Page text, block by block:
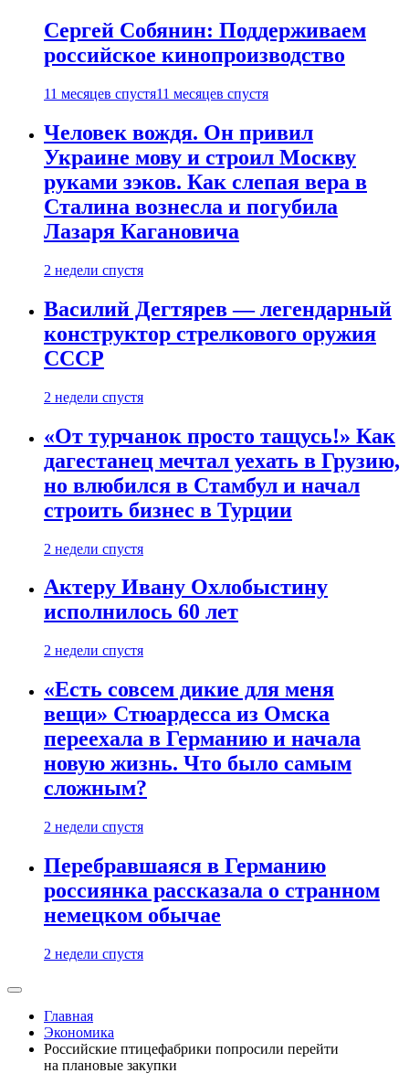
Сергей Собянин: Поддерживаем
российское кинопроизводство
11 месяцев спустя11 месяцев спустя
Человек вождя. Он привил
Украине мову и строил Москву
руками зэков. Как слепая вера в
Сталина вознесла и погубила
Лазаря Кагановича
2 недели спустя
Василий Дегтярев — легендарный
конструктор стрелкового оружия
СССР
2 недели спустя
«От турчанок просто тащусь!» Как
дагестанец мечтал уехать в Грузию,
но влюбился в Стамбул и начал
строить бизнес в Турции
2 недели спустя
Актеру Ивану Охлобыстину
исполнилось 60 лет
2 недели спустя
«Есть совсем дикие для меня
вещи» Стюардесса из Омска
переехала в Германию и начала
новую жизнь. Что было самым
сложным?
2 недели спустя
Перебравшаяся в Германию
россиянка рассказала о странном
немецком обычае
2 недели спустя
Главная
Экономика
Российские птицефабрики попросили перейти
на плановые закупки